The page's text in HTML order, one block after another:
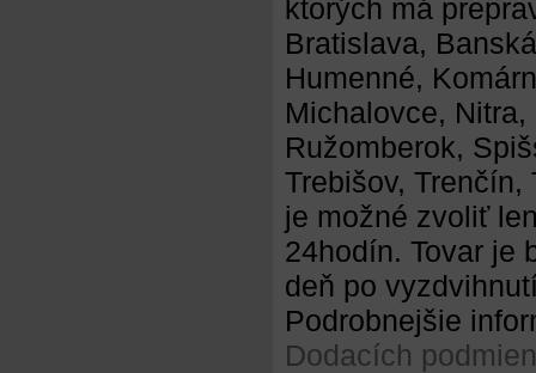
ktorých má
Bratislava,
Humenné,
Michalovce,
Ružomberok,
Trebišov,
je možné zvoliť
24hodín. Tovar je
deň po
Podrobnejšie
Dodacích